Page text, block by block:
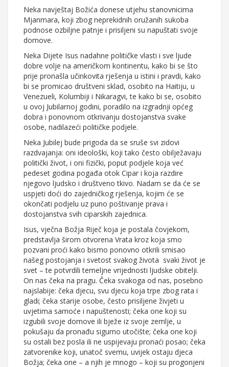
Neka navještaj Božića donese utjehu stanovnicima
Mjanmara, koji zbog neprekidnih oružanih sukoba
podnose ozbiljne patnje i prisiljeni su napuštati svoje
domove.
Neka Dijete Isus nadahne političke vlasti i sve ljude
dobre volje na američkom kontinentu, kako bi se što
prije pronašla učinkovita rješenja u istini i pravdi, kako
bi se promicao društveni sklad, osobito na Haitiju, u
Venezueli, Kolumbiji i Nikaragvi, te kako bi se, osobito
u ovoj Jubilarnoj godini, poradilo na izgradnji općeg
dobra i ponovnom otkrivanju dostojanstva svake
osobe, nadilazeći političke podjele.
Neka Jubilej bude prigoda da se sruše svi zidovi
razdvajanja: oni ideološki, koji tako često obilježavaju
politički život, i oni fizički, poput podjele koja već
pedeset godina pogađa otok Cipar i koja razdire
njegovo ljudsko i društveno tkivo. Nadam se da će se
uspjeti doći do zajedničkog rješenja, kojim će se
okončati podjelu uz puno poštivanje prava i
dostojanstva svih ciparskih zajednica.
Isus, vječna Božja Riječ koja je postala čovjekom,
predstavlja širom otvorena Vrata kroz koja smo
pozvani proći kako bismo ponovno otkrili smisao
našeg postojanja i svetost svakog života svaki život je
svet – te potvrdili temeljne vrijednosti ljudske obitelji.
On nas čeka na pragu. Čeka svakoga od nas, posebno
najslabije: čeka djecu, svu djecu koja trpe zbog rata i
gladi; čeka starije osobe, često prisiljene živjeti u
uvjetima samoće i napuštenosti; čeka one koji su
izgubili svoje domove ili bježe iz svoje zemlje, u
pokušaju da pronađu sigurno utočište; čeka one koji
su ostali bez posla ili ne uspijevaju pronaći posao; čeka
zatvorenike koji, unatoč svemu, uvijek ostaju djeca
Božja; čeka one – a njih je mnogo – koji su progonjeni